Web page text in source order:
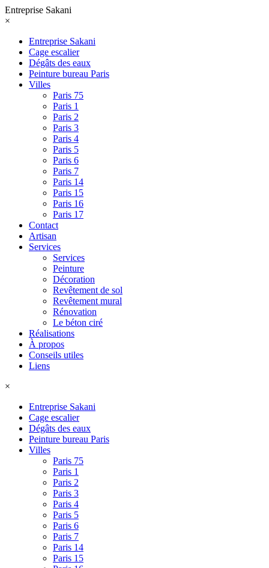
Entreprise Sakani
×
Entreprise Sakani
Cage escalier
Dégâts des eaux
Peinture bureau Paris
Villes
Paris 75
Paris 1
Paris 2
Paris 3
Paris 4
Paris 5
Paris 6
Paris 7
Paris 14
Paris 15
Paris 16
Paris 17
Contact
Artisan
Services
Services
Peinture
Décoration
Revêtement de sol
Revêtement mural
Rénovation
Le béton ciré
Réalisations
À propos
Conseils utiles
Liens
×
Entreprise Sakani
Cage escalier
Dégâts des eaux
Peinture bureau Paris
Villes
Paris 75
Paris 1
Paris 2
Paris 3
Paris 4
Paris 5
Paris 6
Paris 7
Paris 14
Paris 15